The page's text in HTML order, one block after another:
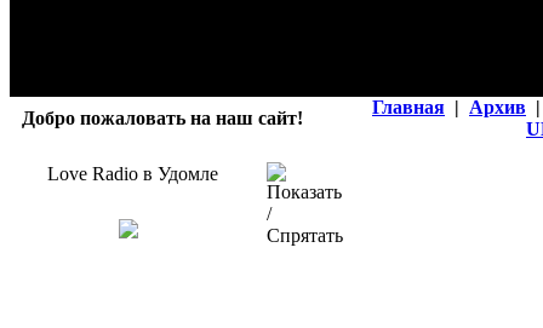
Добро пожаловать на наш сайт!
Главная | Архив |
Love Radio в Удомле